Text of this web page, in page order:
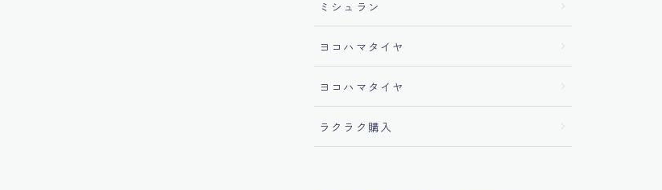
ミシュラン
ヨコハマタイヤ
ヨコハマタイヤ
ラクラク購入